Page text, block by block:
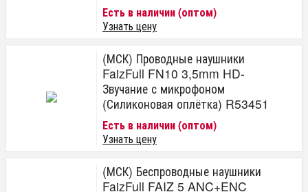
Есть в наличии (оптом)
Узнать цену
(МСК) Проводные наушники
FaizFull FN10 3,5mm HD-
Звучание с микрофоном
(Силиконовая оплётка) R53451
Есть в наличии (оптом)
Узнать цену
(МСК) Беспроводные наушники
FaizFull FAIZ 5 ANC+ENC